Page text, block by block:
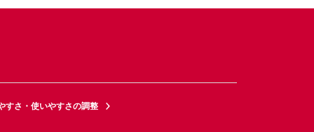
すさ・使いやすさの調整